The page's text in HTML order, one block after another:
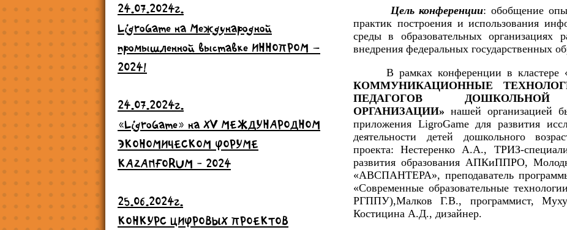
24.07.2024г.
LigroGame на Международной
промышленной выставке ИННОПРОМ –
2024!
24.07.2024г.
«LigroGame» на ХV МЕЖДУНАРОДНОМ
ЭКОНОМИЧЕСКОМ ФОРУМЕ
KAZANFORUM - 2024
25.06.2024г.
КОНКУРС ЦИФРОВЫХ ПРОЕКТОВ
Цель конференции: обобщение
практик построения и использования
среды в образовательных организациях
внедрения федеральных государственных
В рамках конференции в кластере
КОММУНИКАЦИОННЫЕ
ПЕДАГОГОВ ДОШКОЛЬНОЙ
ОРГАНИЗАЦИИ» нашей организацией
приложения LigroGame для развития
деятельности детей дошкольного
проекта: Нестеренко А.А., ТРИЗ-
развития образования АПКиППРО,
«АВСПАНТЕРА», преподаватель
«Современные образовательные
РГППУ),Малков Г.В., программист,
Костицина А.Д., дизайнер.